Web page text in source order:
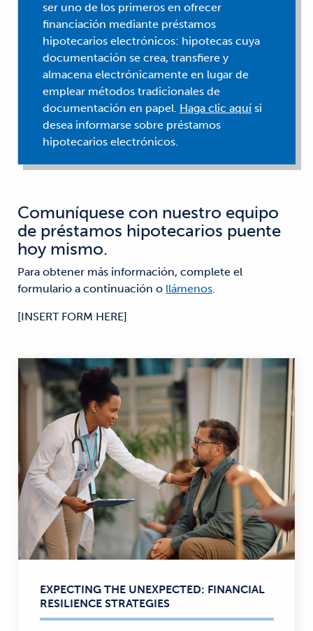
ser uno de los primeros en ofrecer
financiación mediante préstamos
hipotecarios electrónicos: hipotecas cuya
documentación se crea, transfiere y
almacena electrónicamente en lugar de
emplear métodos tradicionales de
documentación en papel. Haga clic aquí si
desea informarse sobre préstamos
hipotecarios electrónicos.
Comuníquese con nuestro equipo
de préstamos hipotecarios puente
hoy mismo.
Para obtener más información, complete el
formulario a continuación o llámenos.
[INSERT FORM HERE]
EXPECTING THE UNEXPECTED: FINANCIAL
RESILIENCE STRATEGIES